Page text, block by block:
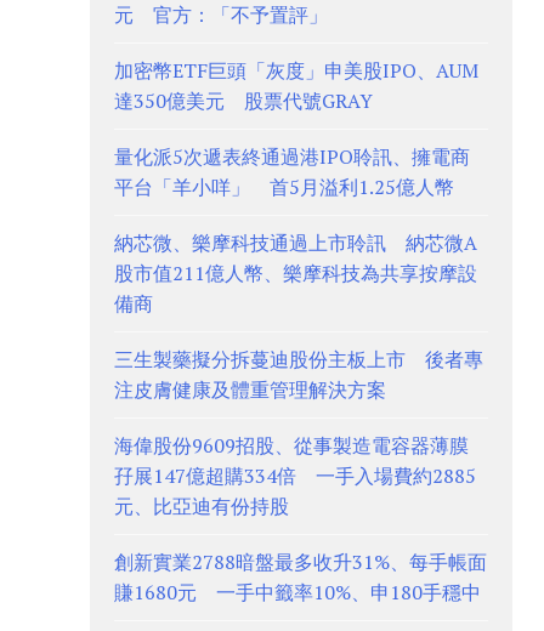
元 官方：「不予置評」
加密幣ETF巨頭「灰度」申美股IPO、AUM
達350億美元 股票代號GRAY
量化派5次遞表終通過港IPO聆訊、擁電商
平台「羊小咩」 首5月溢利1.25億人幣
納芯微、樂摩科技通過上市聆訊 納芯微A
股市值211億人幣、樂摩科技為共享按摩設
備商
三生製藥擬分拆蔓迪股份主板上市 後者專
注皮膚健康及體重管理解決方案
海偉股份9609招股、從事製造電容器薄膜
孖展147億超購334倍 一手入場費約2885
元、比亞迪有份持股
創新實業2788暗盤最多收升31%、每手帳面
賺1680元 一手中籤率10%、申180手穩中